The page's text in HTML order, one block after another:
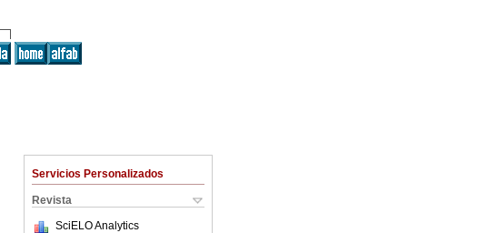
Servicios Personalizados
Revista
SciELO Analytics